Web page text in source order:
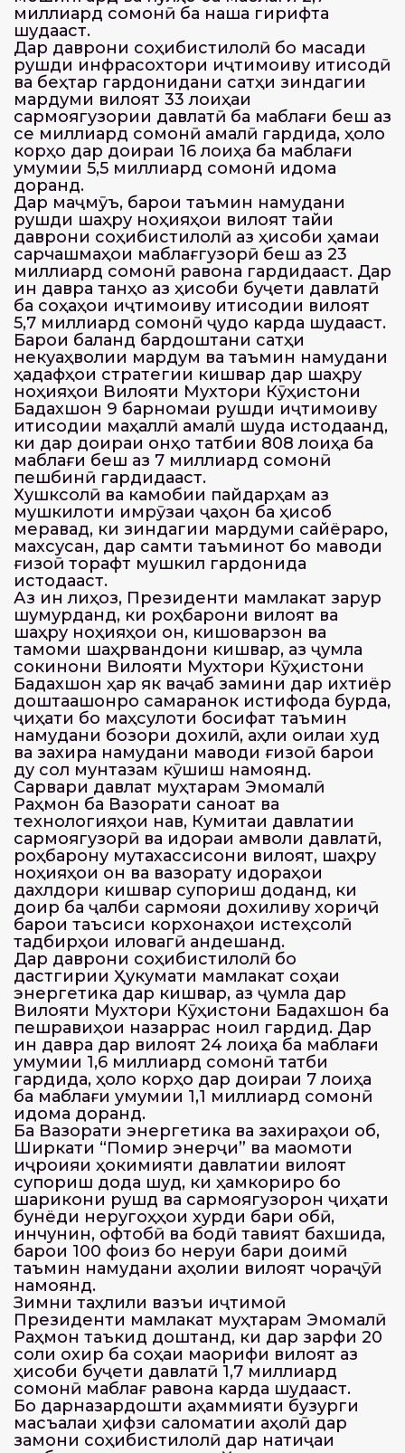
миллиард сомонӣ ба нақша гирифта
шудааст.
Дар даврони соҳибистиқлолӣ бо мақсади
рушди инфрасохтори иҷтимоиву иқтисодӣ
ва беҳтар гардонидани сатҳи зиндагии
мардуми вилоят 33 лоиҳаи
сармоягузории давлатӣ ба маблағи беш аз
се миллиард сомонӣ амалӣ гардида, ҳоло
корҳо дар доираи 16 лоиҳа ба маблағи
умумии 5,5 миллиард сомонӣ идома
доранд.
Дар маҷмӯъ, барои таъмин намудани
рушди шаҳру ноҳияҳои вилоят тайи
даврони соҳибистиқлолӣ аз ҳисоби ҳамаи
сарчашмаҳои маблағгузорӣ беш аз 23
миллиард сомонӣ равона гардидааст. Дар
ин давра танҳо аз ҳисоби буҷети давлатӣ
ба соҳаҳои иҷтимоиву иқтисодии вилоят
5,7 миллиард сомонӣ ҷудо карда шудааст.
Барои баланд бардоштани сатҳи
некуаҳволии мардум ва таъмин намудани
ҳадафҳои стратегии кишвар дар шаҳру
ноҳияҳои Вилояти Мухтори Кӯҳистони
Бадахшон 9 барномаи рушди иҷтимоиву
иқтисодии маҳаллӣ амалӣ шуда истодаанд,
ки дар доираи онҳо татбиқи 808 лоиҳа ба
маблағи беш аз 7 миллиард сомонӣ
пешбинӣ гардидааст.
Хушксолӣ ва камобии пайдарҳам аз
мушкилоти имрӯзаи ҷаҳон ба ҳисоб
меравад, ки зиндагии мардуми сайёраро,
махсусан, дар самти таъминот бо маводи
ғизоӣ торафт мушкил гардонида
истодааст.
Аз ин лиҳоз, Президенти мамлакат зарур
шумурданд, ки роҳбарони вилоят ва
шаҳру ноҳияҳои он, кишоварзон ва
тамоми шаҳрвандони кишвар, аз ҷумла
сокинони Вилояти Мухтори Кӯҳистони
Бадахшон ҳар як ваҷаб замини дар ихтиёр
доштаашонро самаранок истифода бурда,
ҷиҳати бо маҳсулоти босифат таъмин
намудани бозори дохилӣ, аҳли оилаи худ
ва захира намудани маводи ғизоӣ барои
ду сол мунтазам кӯшиш намоянд.
Сарвари давлат муҳтарам Эмомалӣ
Раҳмон ба Вазорати саноат ва
технологияҳои нав, Кумитаи давлатии
сармоягузорӣ ва идораи амволи давлатӣ,
роҳбарону мутахассисони вилоят, шаҳру
ноҳияҳои он ва вазорату идораҳои
дахлдори кишвар супориш доданд, ки
доир ба ҷалби сармояи дохиливу хориҷӣ
барои таъсиси корхонаҳои истеҳсолӣ
тадбирҳои иловагӣ андешанд.
Дар даврони соҳибистиқлолӣ бо
дастгирии Ҳукумати мамлакат соҳаи
энергетика дар кишвар, аз ҷумла дар
Вилояти Мухтори Кӯҳистони Бадахшон ба
пешравиҳои назаррас ноил гардид. Дар
ин давра дар вилоят 24 лоиҳа ба маблағи
умумии 1,6 миллиард сомонӣ татбиқ
гардида, ҳоло корҳо дар доираи 7 лоиҳа
ба маблағи умумии 1,1 миллиард сомонӣ
идома доранд.
Ба Вазорати энергетика ва захираҳои об,
Ширкати “Помир энерҷи” ва мақомоти
иҷроияи ҳокимияти давлатии вилоят
супориш дода шуд, ки ҳамкориро бо
шарикони рушд ва сармоягузорон ҷиҳати
бунёди неругоҳҳои хурди барқи обӣ,
инчунин, офтобӣ ва бодӣ тақвият бахшида,
барои 100 фоиз бо неруи барқи доимӣ
таъмин намудани аҳолии вилоят чораҷӯӣ
намоянд.
Зимни таҳлили вазъи иҷтимоӣ
Президенти мамлакат муҳтарам Эмомалӣ
Раҳмон таъкид доштанд, ки дар зарфи 20
соли охир ба соҳаи маорифи вилоят аз
ҳисоби буҷети давлатӣ 1,7 миллиард
сомонӣ маблағ равона карда шудааст.
Бо дарназардошти аҳаммияти бузурги
масъалаи ҳифзи саломатии аҳолӣ дар
замони соҳибистиқлолӣ дар натиҷаи